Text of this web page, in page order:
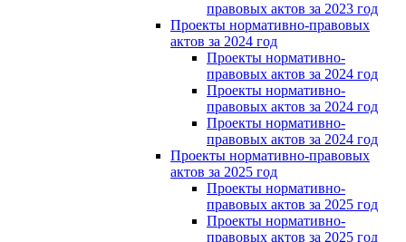
правовых актов за 2023 год
Проекты нормативно-правовых
актов за 2024 год
Проекты нормативно-
правовых актов за 2024 год
Проекты нормативно-
правовых актов за 2024 год
Проекты нормативно-
правовых актов за 2024 год
Проекты нормативно-правовых
актов за 2025 год
Проекты нормативно-
правовых актов за 2025 год
Проекты нормативно-
правовых актов за 2025 год